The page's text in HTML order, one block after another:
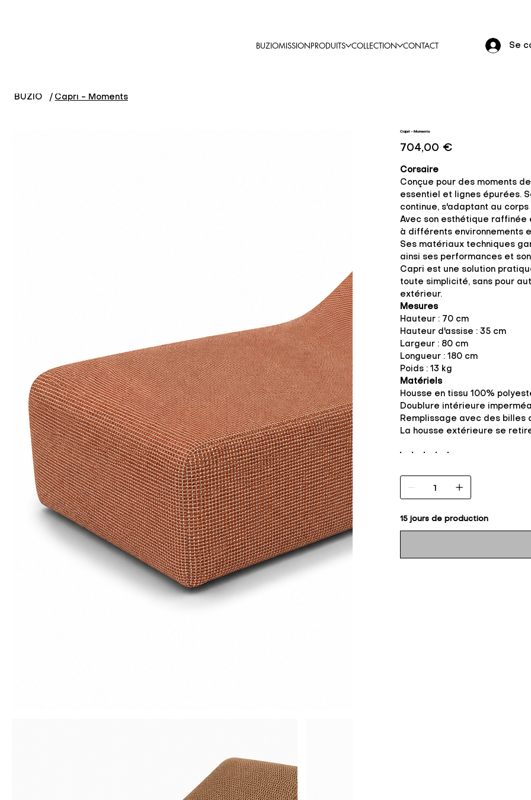
Se
BUZIOMISSIONPRODUITS COLLECTION CONTACT
BUZIO / Capri - Moments
Capri - Moments
Prix
704,00 €
Corsaire
Conçue pour des moments
essentiel et lignes épurées.
continue, s'adaptant au
Avec son esthétique raffinée
à différents environnements
Ses matériaux techniques
ainsi ses performances et
Capri est une solution
toute simplicité, sans pour
extérieur.
Mesures
Hauteur : 70 cm
Hauteur d'assise : 35 cm
Largeur : 80 cm
Longueur : 180 cm
Poids : 13 kg
Matériels
Housse en tissu 100%
Doublure intérieure
Remplissage avec des billes
La housse extérieure se
15 jours de production